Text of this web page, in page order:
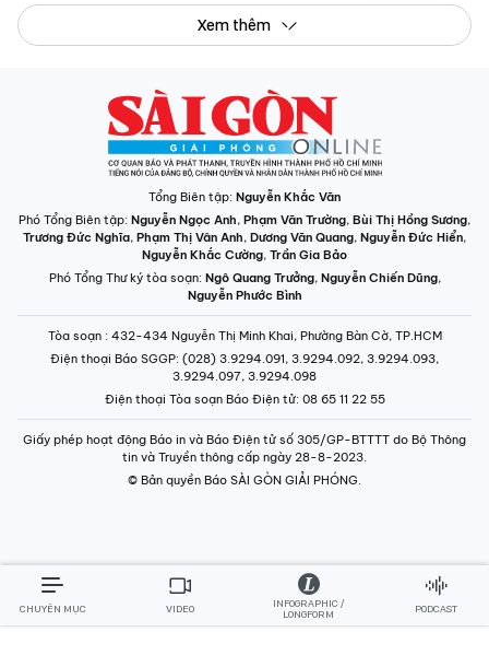
Xem thêm
Tổng Biên tập: Nguyễn Khắc Văn
Phó Tổng Biên tập: Nguyễn Ngọc Anh, Phạm Văn Trường, Bùi Thị Hồng Sương,
Trương Đức Nghĩa, Phạm Thị Vân Anh, Dương Văn Quang, Nguyễn Đức Hiển,
Nguyễn Khắc Cường, Trần Gia Bảo
Phó Tổng Thư ký tòa soạn: Ngô Quang Trưởng, Nguyễn Chiến Dũng,
Nguyễn Phước Bình
Tòa soạn : 432-434 Nguyễn Thị Minh Khai, Phường Bàn Cờ, TP.HCM
Điện thoại Báo SGGP: (028) 3.9294.091, 3.9294.092, 3.9294.093,
3.9294.097, 3.9294.098
Điện thoại Tòa soạn Báo Điện tử: 08 65 11 22 55
Giấy phép hoạt động Báo in và Báo Điện tử số 305/GP-BTTTT do Bộ Thông
tin và Truyền thông cấp ngày 28-8-2023.
© Bản quyền Báo SÀI GÒN GIẢI PHÓNG.
CHUYÊN MỤC VIDEO
INFOGRAPHIC /
LONGFORM
PODCAST